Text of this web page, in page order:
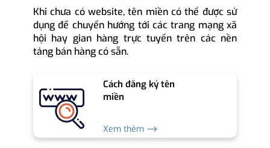
Khi chưa có website, tên miền có thể được sử
dụng để chuyển hướng tới các trang mạng xã
hội hay gian hàng trực tuyến trên các nền
tảng bán hàng có sẵn.
Cách đăng ký tên
miền
Xem thêm ⟶